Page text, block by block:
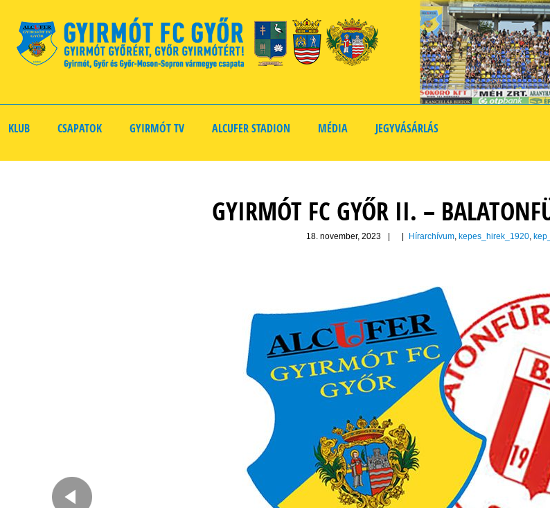
KLUB CSAPATOK GYIRMÓT TV ALCUFER STADION MÉDIA JEGYVÁSÁRLÁS
GYIRMÓT FC GYŐR II. –
18. november, 2023 Hírarchívum, kepes_hirek_1920,